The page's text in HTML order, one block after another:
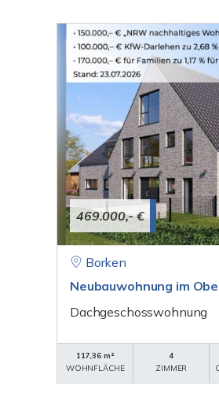
469.000,- €
Borken
Neubauwohnung im
Dachgeschosswohnung
117,36 m²
WOHNFLÄCHE
4
ZIMMER